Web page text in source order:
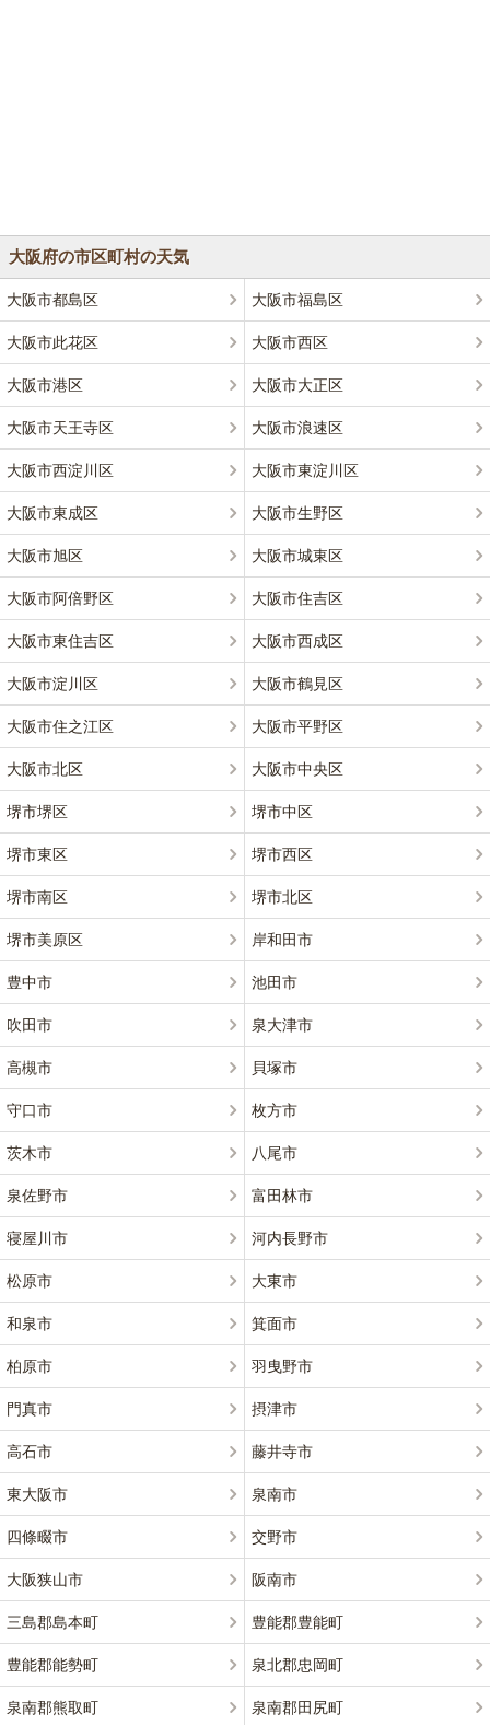
大阪府の市区町村の天気
大阪市都島区 大阪市福島区
大阪市此花区 大阪市西区
大阪市港区 大阪市大正区
大阪市天王寺区 大阪市浪速区
大阪市西淀川区 大阪市東淀川区
大阪市東成区 大阪市生野区
大阪市旭区 大阪市城東区
大阪市阿倍野区 大阪市住吉区
大阪市東住吉区 大阪市西成区
大阪市淀川区 大阪市鶴見区
大阪市住之江区 大阪市平野区
大阪市北区 大阪市中央区
堺市堺区 堺市中区
堺市東区 堺市西区
堺市南区 堺市北区
堺市美原区 岸和田市
豊中市 池田市
吹田市 泉大津市
高槻市 貝塚市
守口市 枚方市
茨木市 八尾市
泉佐野市 富田林市
寝屋川市 河内長野市
松原市 大東市
和泉市 箕面市
柏原市 羽曳野市
門真市 摂津市
高石市 藤井寺市
東大阪市 泉南市
四條畷市 交野市
大阪狭山市 阪南市
三島郡島本町 豊能郡豊能町
豊能郡能勢町 泉北郡忠岡町
泉南郡熊取町 泉南郡田尻町